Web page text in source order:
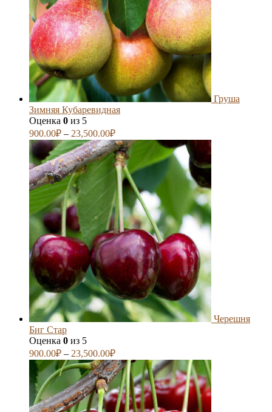
Груша
Зимняя Кубаревидная
Оценка 0 из 5
900.00₽ – 23,500.00₽
Черешня
Биг Стар
Оценка 0 из 5
900.00₽ – 23,500.00₽